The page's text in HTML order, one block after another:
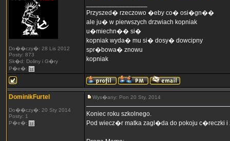
Do��czy�: 28 Lis 2012
Posty: 873
Sk�d: Doliny i G�ry
P�e�:
Przyszed� rzeczowo �eby co� osi�gn��
ale ju� w pierwszych drzwiach kopniak
u�miechn�� si�
kopniak wyda� mu si� dosy� dowcipny
spr�bowa� znowu
kopniak
DominikFurtel
Do��czy�: 20 Sty 2014
Posty: 1
P�e�:
Wys�any: Pon 20 Sty, 2014
Koniec roku szkolnego.
Pod wiecz�r matka zagl�da do pokoju